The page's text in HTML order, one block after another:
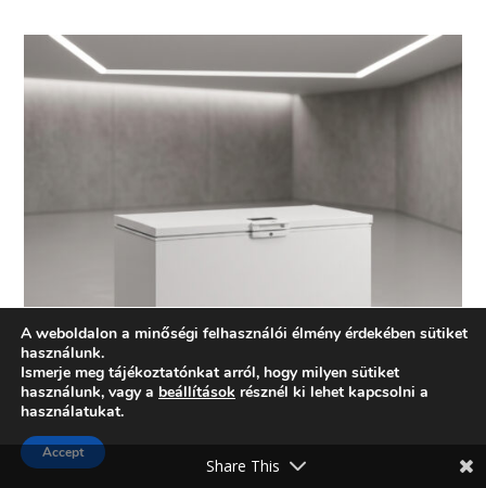
A weboldalon a minőségi felhasználói élmény érdekében sütiket
használunk.
Ismerje meg tájékoztatónkat arról, hogy milyen sütiket
használunk, vagy a beállítások résznél ki lehet kapcsolni a
használatukat.
Accept
Share This